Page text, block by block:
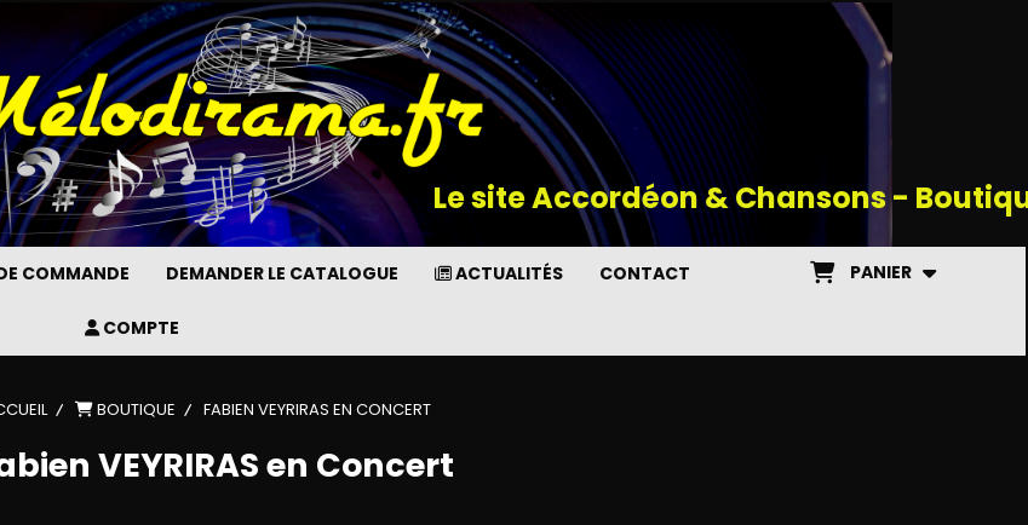
Le site Accordéon & Chansons -
COMMANDE DEMANDER LE CATALOGUE ACTUALITÉS CONTACT
COMPTE
PANIER
BOUTIQUE FABIEN VEYRIRAS EN CONCERT
VEYRIRAS en Concert